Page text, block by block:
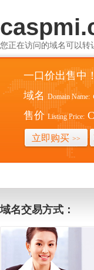
您正在访问的域名可以转
一口价出售中
域名 Domain Name:
售价 Listing Price:
立即购买 >>
域名交易方式：